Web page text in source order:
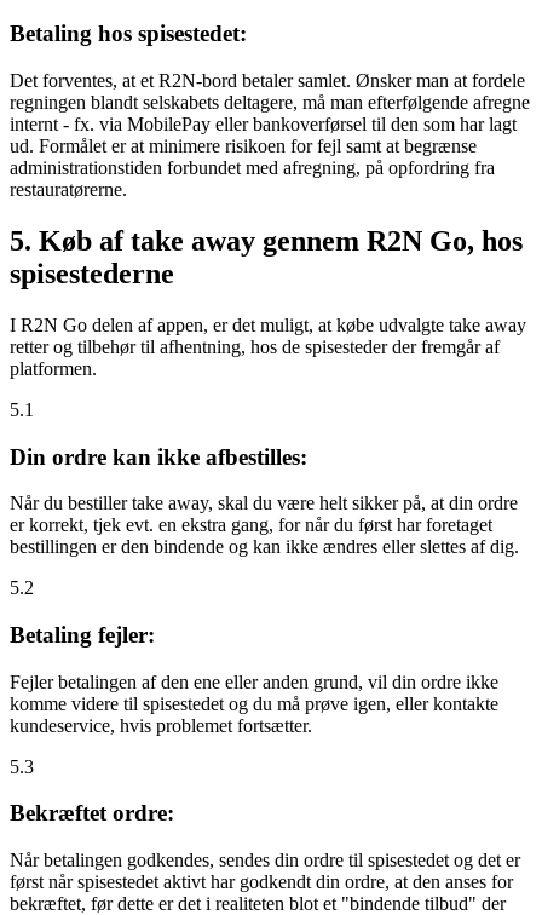
Betaling hos spisestedet:
Det forventes, at et R2N-bord betaler samlet. Ønsker man at fordele
regningen blandt selskabets deltagere, må man efterfølgende afregne
internt - fx. via MobilePay eller bankoverførsel til den som har lagt
ud. Formålet er at minimere risikoen for fejl samt at begrænse
administrationstiden forbundet med afregning, på opfordring fra
restauratørerne.
5. Køb af take away gennem R2N Go, hos
spisestederne
I R2N Go delen af appen, er det muligt, at købe udvalgte take away
retter og tilbehør til afhentning, hos de spisesteder der fremgår af
platformen.
5.1
Din ordre kan ikke afbestilles:
Når du bestiller take away, skal du være helt sikker på, at din ordre
er korrekt, tjek evt. en ekstra gang, for når du først har foretaget
bestillingen er den bindende og kan ikke ændres eller slettes af dig.
5.2
Betaling fejler:
Fejler betalingen af den ene eller anden grund, vil din ordre ikke
komme videre til spisestedet og du må prøve igen, eller kontakte
kundeservice, hvis problemet fortsætter.
5.3
Bekræftet ordre:
Når betalingen godkendes, sendes din ordre til spisestedet og det er
først når spisestedet aktivt har godkendt din ordre, at den anses for
bekræftet, før dette er det i realiteten blot et "bindende tilbud" der